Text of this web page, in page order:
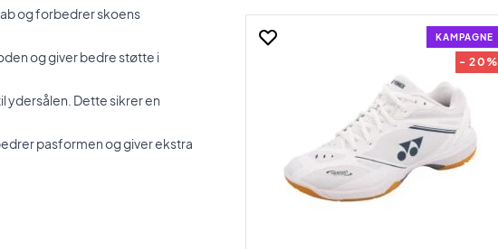
og forbedrer skoens
og giver bedre støtte i
ydersålen. Dette sikrer en
pasformen og giver ekstra
KAMPAGNE
- 20%